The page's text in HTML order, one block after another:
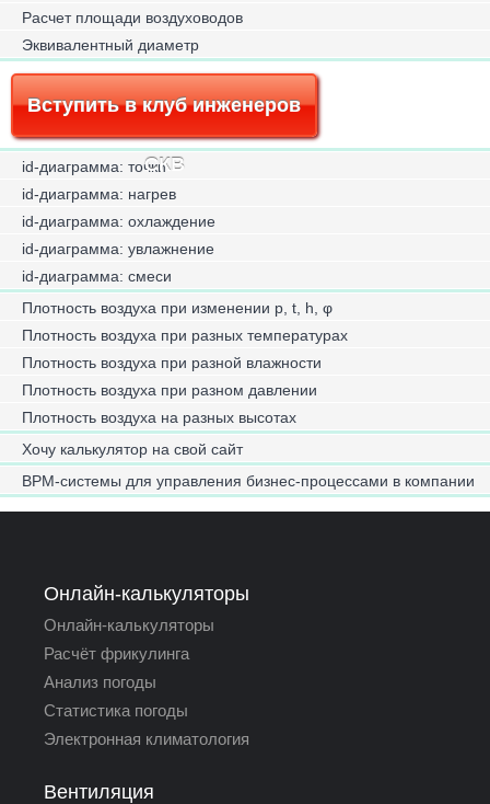
Расчет площади воздуховодов
Эквивалентный диаметр
Вступить в клуб инженеров
СКВ
id-диаграмма: точки
id-диаграмма: нагрев
id-диаграмма: охлаждение
id-диаграмма: увлажнение
id-диаграмма: смеси
Плотность воздуха при изменении p, t, h, φ
Плотность воздуха при разных температурах
Плотность воздуха при разной влажности
Плотность воздуха при разном давлении
Плотность воздуха на разных высотах
Хочу калькулятор на свой сайт
BPM-системы для управления бизнес-процессами в компании
Онлайн-калькуляторы
Онлайн-калькуляторы
Расчёт фрикулинга
Анализ погоды
Статистика погоды
Электронная климатология
Вентиляция